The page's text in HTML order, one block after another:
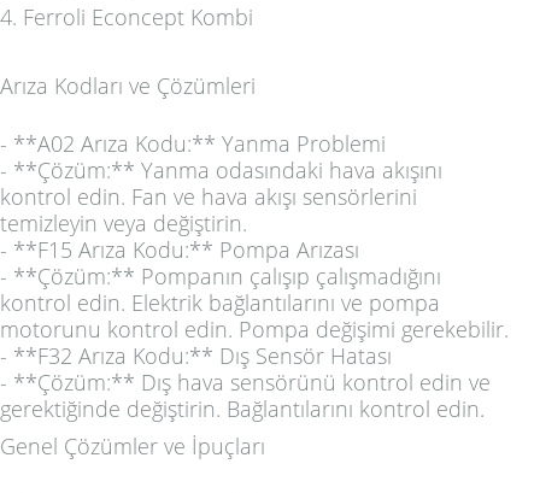
4. Ferroli Econcept Kombi
Arıza Kodları ve Çözümleri
- **A02 Arıza Kodu:** Yanma Problemi
- **Çözüm:** Yanma odasındaki hava akışını
kontrol edin. Fan ve hava akışı sensörlerini
temizleyin veya değiştirin.
- **F15 Arıza Kodu:** Pompa Arızası
- **Çözüm:** Pompanın çalışıp çalışmadığını
kontrol edin. Elektrik bağlantılarını ve pompa
motorunu kontrol edin. Pompa değişimi gerekebilir.
- **F32 Arıza Kodu:** Dış Sensör Hatası
- **Çözüm:** Dış hava sensörünü kontrol edin ve
gerektiğinde değiştirin. Bağlantılarını kontrol edin.
Genel Çözümler ve İpuçları